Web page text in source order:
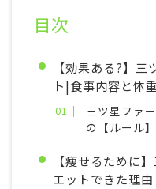
目次
【効果ある?】
ト|食事内容と体
三ツ星ファ
の【ルール】
【痩せるために
エットできた理由